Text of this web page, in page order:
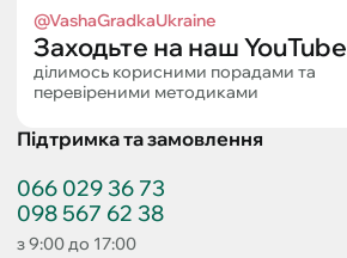
@VashaGradkaUkraine
Заходьте на наш YouTube
ділимось корисними порадами та
перевіреними методиками
Підтримка та замовлення
066 029 36 73
098 567 62 38
з 9:00 до 17:00